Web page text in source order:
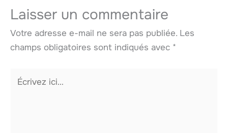
Laisser un commentaire
Votre adresse e-mail ne sera pas publiée. Les
champs obligatoires sont indiqués avec *
Écrivez